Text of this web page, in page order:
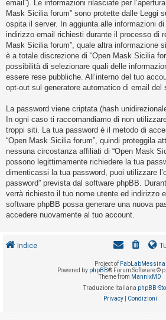
A
r
g
o
m
e
n
t
i
a
t
t
i
v
i
email”). Le informazioni rilasciate per
Mask Sicilia forum” sono protette dalle Leggi
ospita il server. In aggiunta alle informazioni
indirizzo email richiesti durante il processo di
Mask Sicilia forum”, quale altra informazione
è a totale discrezione di “Open Mask Sicilia
possibilità di selezionare quali delle
essere rese pubbliche. All’interno del tuo
opt-out sul generatore automatico di email del
La password viene criptata (hash
In ogni caso ti raccomandiamo di non
troppi siti. La tua password è il metodo di
“Open Mask Sicilia forum”, quindi proteggila
nessuna circostanza affiliati di “Open Mask
possono legittimamente richiedere la tua
dimenticassi la tua password, puoi utilizzare
password” prevista dal software phpBB.
verrà richiesto il tuo nome utente ed indirizzo
software phpBB possa generare una nuova
accedere nuovamente al tuo account.
Indice
Project of FabLabMessina
Powered by phpBB® Forum Software ©
Theme from MannixMD
Traduzione Italiana phpBB-
Privacy| Condizioni